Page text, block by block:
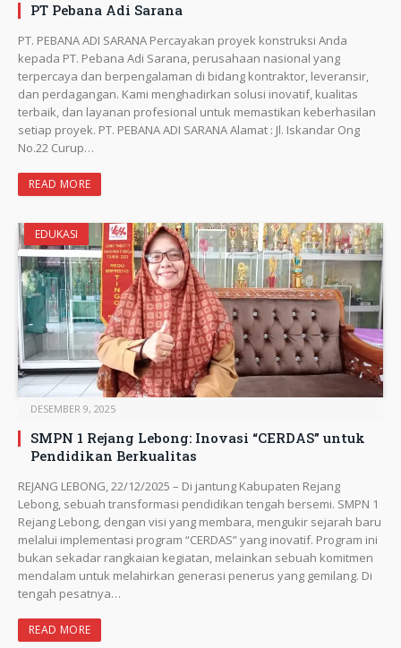
PT Pebana Adi Sarana
PT. PEBANA ADI SARANA Percayakan proyek konstruksi Anda
kepada PT. Pebana Adi Sarana, perusahaan nasional yang
terpercaya dan berpengalaman di bidang kontraktor, leveransir,
dan perdagangan. Kami menghadirkan solusi inovatif, kualitas
terbaik, dan layanan profesional untuk memastikan keberhasilan
setiap proyek. PT. PEBANA ADI SARANA Alamat : Jl. Iskandar Ong
No.22 Curup…
READ MORE
EDUKASI
DESEMBER 9, 2025
SMPN 1 Rejang Lebong: Inovasi “CERDAS” untuk
Pendidikan Berkualitas
REJANG LEBONG, 22/12/2025 – Di jantung Kabupaten Rejang
Lebong, sebuah transformasi pendidikan tengah bersemi. SMPN 1
Rejang Lebong, dengan visi yang membara, mengukir sejarah baru
melalui implementasi program “CERDAS” yang inovatif. Program ini
bukan sekadar rangkaian kegiatan, melainkan sebuah komitmen
mendalam untuk melahirkan generasi penerus yang gemilang. Di
tengah pesatnya…
READ MORE